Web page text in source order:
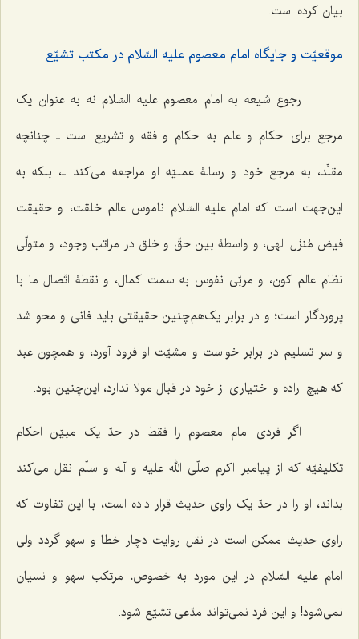
بیان کرده است.
موقعیّت و جایگاه امام معصوم علیه السّلام در مکتب تشیّع
رجوع شیعه به امام معصوم علیه السّلام نه به عنوان یک
مرجع برای احکام و عالم به احکام و فقه و تشریع است‌ ـ چنانچه
مقلِّد، به مرجع خود و رسالۀ عملیّه او مراجعه می‌کند ـ، بلکه به
این‌جهت است که امام علیه السّلام ناموس عالم خلقت، و حقیقت
فیض مُنزَل الهی، و واسطۀ بین حقّ و خلق در مراتب وجود، و متولّی
نظام عالم کون، و مربّی نفوس به سمت کمال، و نقطۀ اتّصال ما با
پروردگار است؛ و در برابر یک‌هم‌چنین حقیقتی باید فانی و محو شد
و سر تسلیم در برابر خواست و مشیّت او فرود آورد، و همچون عبد
که هیچ اراده و اختیاری از خود در قبال مولا ندارد، این‌چنین بود.
اگر فردی امام معصوم را فقط در حدّ یک مبیّن احکام
تکلیفیّه که از پیامبر اکرم صلّی الله علیه و آله و سلّم نقل می‌کند
بداند، او را در حدّ یک راوی حدیث قرار داده است، با این تفاوت که
راوی حدیث ممکن است در نقل روایت دچار خطا و سهو گردد ولی
امام علیه السّلام در این مورد به خصوص، مرتکب سهو و نسیان
نمی‌شود! و این فرد نمی‌تواند مدّعی تشیّع شود.